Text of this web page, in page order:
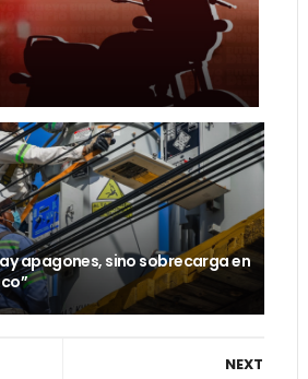
apagones, sino sobrecarga en
NEXT